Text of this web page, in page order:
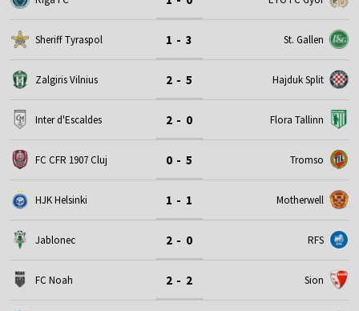
Sheriff Tyraspol 1 - 3 St. Gallen
Zalgiris Vilnius 2 - 5 Hajduk Split
Inter d'Escaldes 2 - 0 Flora Tallinn
FC CFR 1907 Cluj 0 - 5 Tromso
HJK Helsinki 1 - 1 Motherwell
Jablonec 2 - 0 RFS
FC Noah 2 - 2 Sion